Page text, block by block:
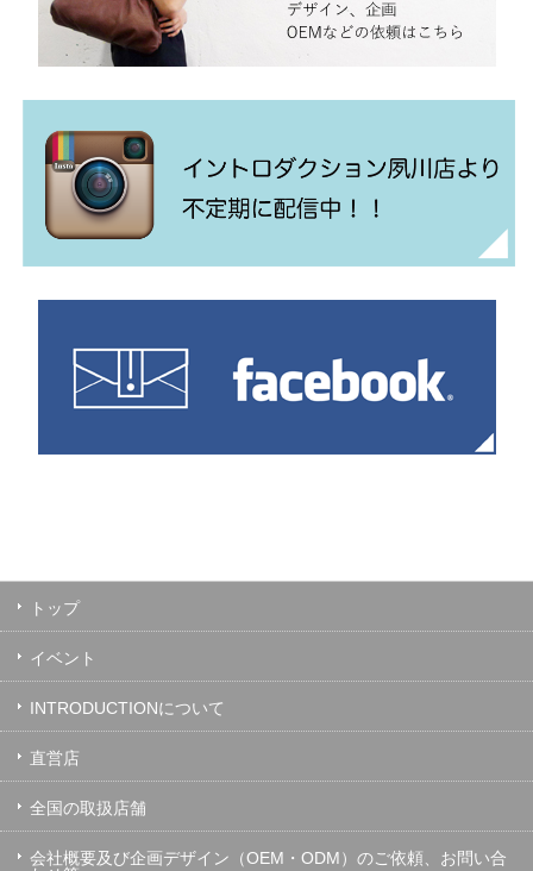
トップ
イベント
INTRODUCTIONについて
直営店
全国の取扱店舗
会社概要及び企画デザイン（OEM・ODM）のご依頼、お問い合